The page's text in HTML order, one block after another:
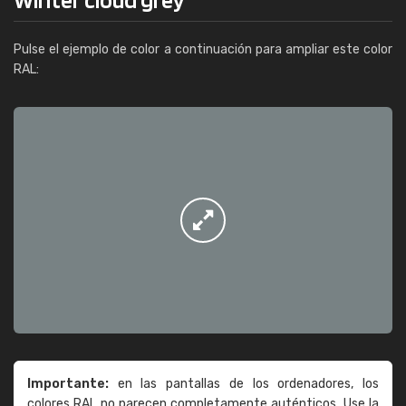
Pulse el ejemplo de color a continuación para ampliar este color
RAL:
Importante: en las pantallas de los ordenadores, los